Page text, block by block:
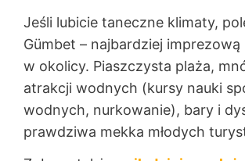
Jeśli lubicie taneczne klimaty,
Gümbet – najbardziej
w okolicy. Piaszczysta plaża,
atrakcji wodnych (kursy nauki
wodnych, nurkowanie), bary i
prawdziwa mekka młodych